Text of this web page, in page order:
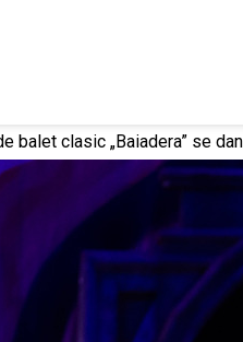
balet clasic „Baiadera” se